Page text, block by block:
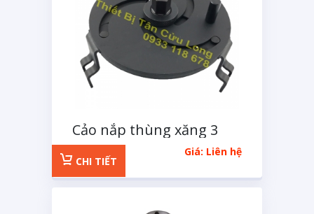
Cảo nắp thùng xăng 3
chân
Giá: Liên hệ
CHI TIẾT